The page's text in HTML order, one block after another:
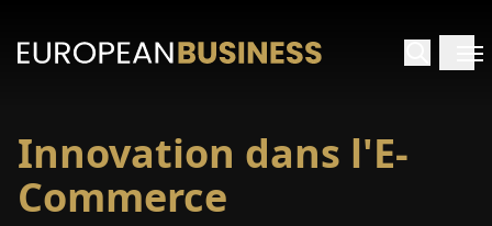
Innovation dans l'E-
Commerce